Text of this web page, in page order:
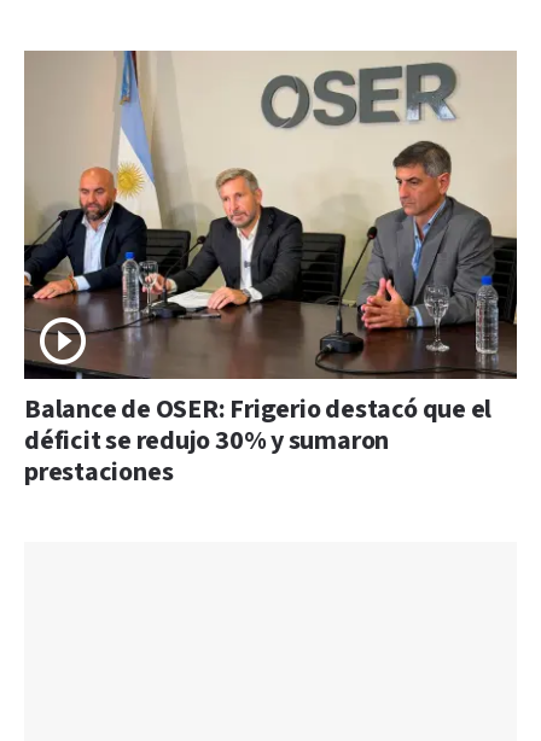
Balance de OSER: Frigerio destacó que el
déficit se redujo 30% y sumaron
prestaciones